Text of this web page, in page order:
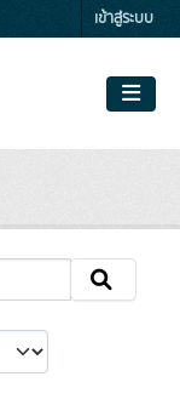
เข้าสู่ระบบ